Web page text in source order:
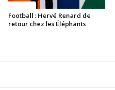
Football : Hervé Renard de
retour chez les Éléphants